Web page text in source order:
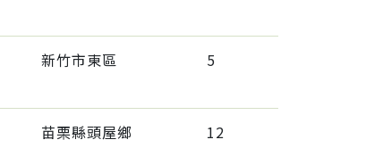
新竹市東區 5
苗栗縣頭屋鄉 12